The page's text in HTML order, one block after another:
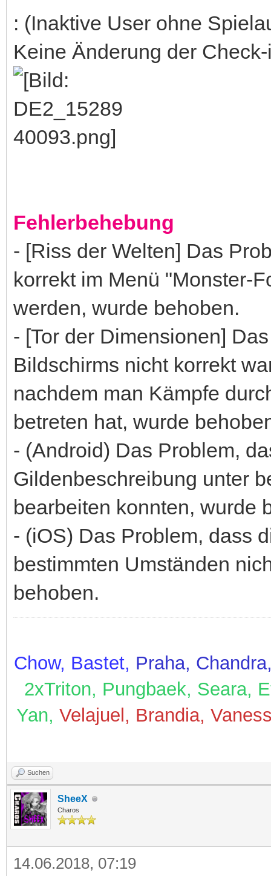
: (Inaktive User ohne
Keine Änderung der
Fehlerbehebung
- [Riss der Welten] Das
korrekt im Menü "Monster-
werden, wurde behoben.
- [Tor der Dimensionen]
Bildschirms nicht korrekt
nachdem man Kämpfe
betreten hat, wurde
- (Android) Das Problem,
Gildenbeschreibung unter
bearbeiten konnten, wurde
- (iOS) Das Problem, dass
bestimmten Umständen
behoben.
Chow, Bastet, Praha,
2xTriton, Pungbaek, Seara,
Yan, Velajuel, Brandia,
Suchen
SheeX
Charos
14.06.2018, 07:19